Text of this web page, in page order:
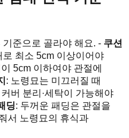
준으로 골라야 해요. - 쿠션
최소 5cm 이상이어야
5cm 이하여야 관절에
: 노령묘는 미끄러질 때
커버 분리·세탁이 가능해야
딩: 두꺼운 패딩은 관절을
서 노령묘의 휴식과